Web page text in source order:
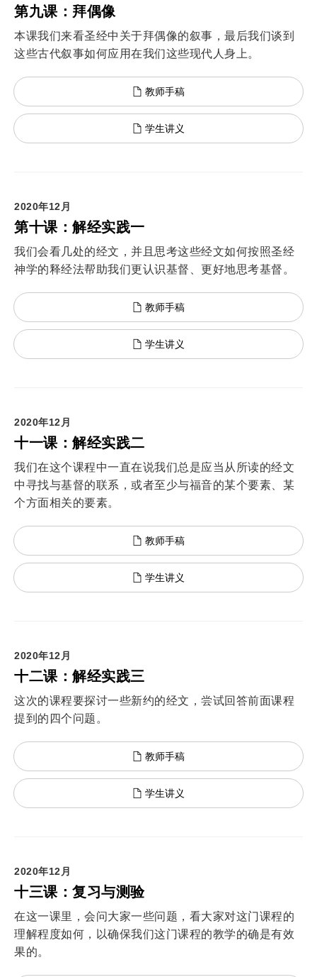
第九课：拜偶像
本课我们来看圣经中关于拜偶像的叙事，最后我们谈到
这些古代叙事如何应用在我们这些现代人身上。
教师手稿
学生讲义
2020年12月
第十课：解经实践一
我们会看几处的经文，并且思考这些经文如何按照圣经
神学的释经法帮助我们更认识基督、更好地思考基督。
教师手稿
学生讲义
2020年12月
十一课：解经实践二
我们在这个课程中一直在说我们总是应当从所读的经文
中寻找与基督的联系，或者至少与福音的某个要素、某
个方面相关的要素。
教师手稿
学生讲义
2020年12月
十二课：解经实践三
这次的课程要探讨一些新约的经文，尝试回答前面课程
提到的四个问题。
教师手稿
学生讲义
2020年12月
十三课：复习与测验
在这一课里，会问大家一些问题，看大家对这门课程的
理解程度如何，以确保我们这门课程的教学的确是有效
果的。